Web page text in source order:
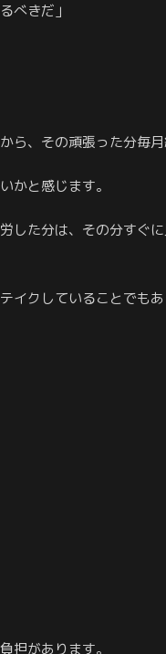
べきだ」
ら、その頑張った分毎
かと感じます。
した分は、その分すぐ
イクしていることでもあ
担があります。